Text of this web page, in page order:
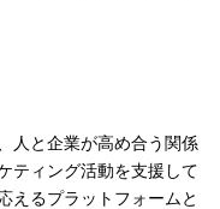
人と企業が高め合う関係
ティング活動を支援して
えるプラットフォームと